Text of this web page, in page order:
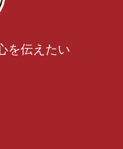
を伝えたい